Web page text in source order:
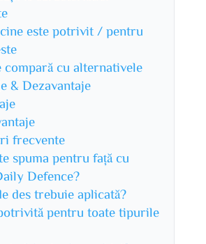
este potrivit / pentru
compară cu alternativele
& Dezavantaje
frecvente
spuma pentru față cu
Defence?
des trebuie aplicată?
pentru toate tipurile